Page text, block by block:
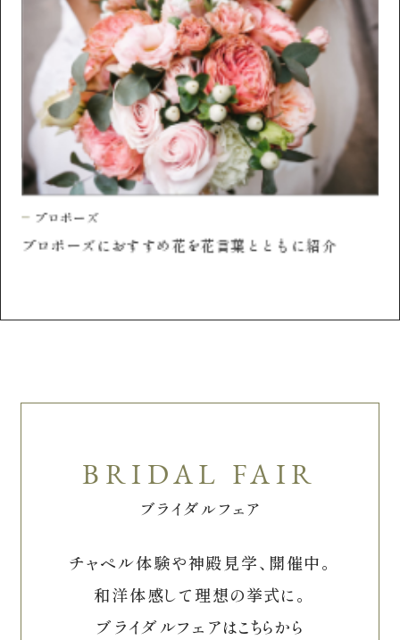
プロポーズ
憧れるプロポーズの場所や注意点を解説
ブライダルフェア
チャペル体験や神殿見学、開催中。
和洋体感して理想の挙式に。
ブライダルフェアはこちらから